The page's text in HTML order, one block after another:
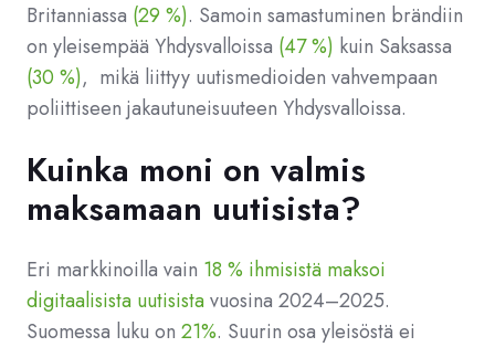
Britanniassa (29 %). Samoin samastuminen brändiin
on yleisempää Yhdysvalloissa (47 %) kuin Saksassa
(30 %), mikä liittyy uutismedioiden vahvempaan
poliittiseen jakautuneisuuteen Yhdysvalloissa.
Kuinka moni on valmis
maksamaan uutisista?
Eri markkinoilla vain 18 % ihmisistä maksoi
digitaalisista uutisistavuosina 2024–2025.
Suomessa luku on 21%. Suurin osa yleisöstä ei